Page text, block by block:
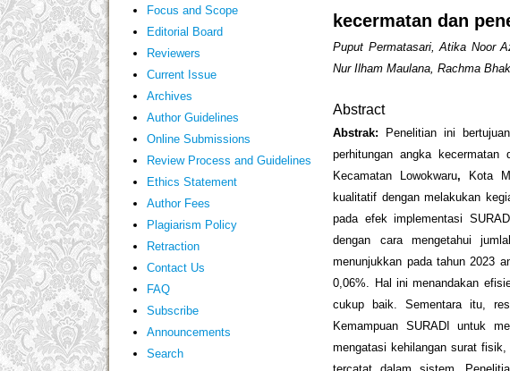
Focus and Scope
Editorial Board
Reviewers
Current Issue
Archives
Author Guidelines
Online Submissions
Review Process and Guidelines
Ethics Statement
Author Fees
Plagiarism Policy
Retraction
Contact Us
FAQ
Subscribe
Announcements
Search
kecermatan dan
Puput Permatasari, Atika Noor
Nur Ilham Maulana, Rachma
Abstract
Abstrak:
Penelitian ini
perhitungan angka
Kecamatan Lowokwaru, Kota
kualitatif dengan melakukan
pada efek implementasi
dengan cara mengetahui
menunjukkan pada tahun 2023
0,06%. Hal ini menandakan
cukup baik. Sementara itu,
Kemampuan SURADI untuk
mengatasi kehilangan surat